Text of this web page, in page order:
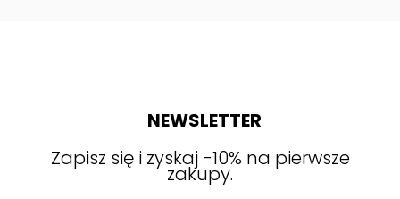
NEWSLETTER
Zapisz się i zyskaj -10% na pierwsze
zakupy.